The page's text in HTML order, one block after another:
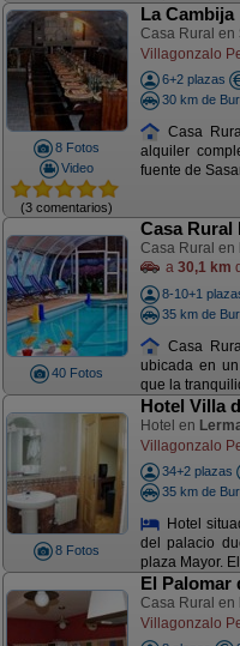
8 Fotos
Video
(3 comentarios)
La Cambija
Casa Rural en
Villagonzalo
6+2 plazas
30 km de
Casa
alquiler
fuente de
40 Fotos
Casa Rural
Casa Rural en
a 30,1 km
8-10+1
35 km de
Casa
ubicada en
que la
8 Fotos
Hotel Villa
Hotel en
Villagonzalo
34+2 plazas
35 km de
Hotel
del palacio
plaza Mayor.
El Palomar
Casa Rural en
Villagonzalo